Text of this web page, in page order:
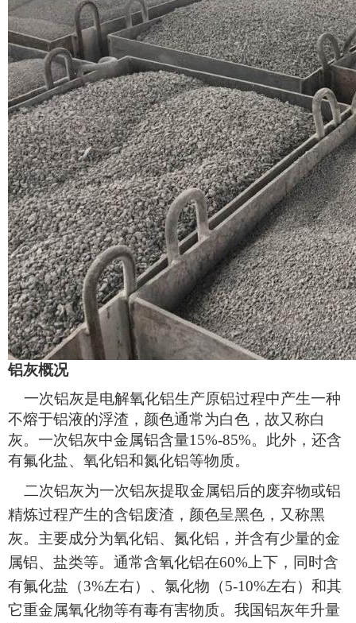
铝灰概况
一次铝灰是电解氧化铝生产原铝过程中产生一种
不熔于铝液的浮渣，颜色通常为白色，故又称白
灰。一次铝灰中金属铝含量15%-85%。此外，还含
有氟化盐、氧化铝和氮化铝等物质。
二次铝灰为一次铝灰提取金属铝后的废弃物或铝
精炼过程产生的含铝废渣，颜色呈黑色，又称黑
灰。主要成分为氧化铝、氮化铝，并含有少量的金
属铝、盐类等。通常含氧化铝在60%上下，同时含
有氟化盐（3%左右）、氯化物（5-10%左右）和其
它重金属氧化物等有毒有害物质。我国铝灰年升量